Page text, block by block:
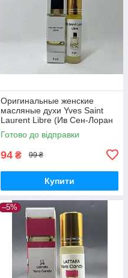
Оригинальные женские
масляные духи Yves Saint
Laurent Libre (Ив Сен-Лоран
Либре) 9 мл
Готово до відправки
94 ₴ 99 ₴
Купити
–5%